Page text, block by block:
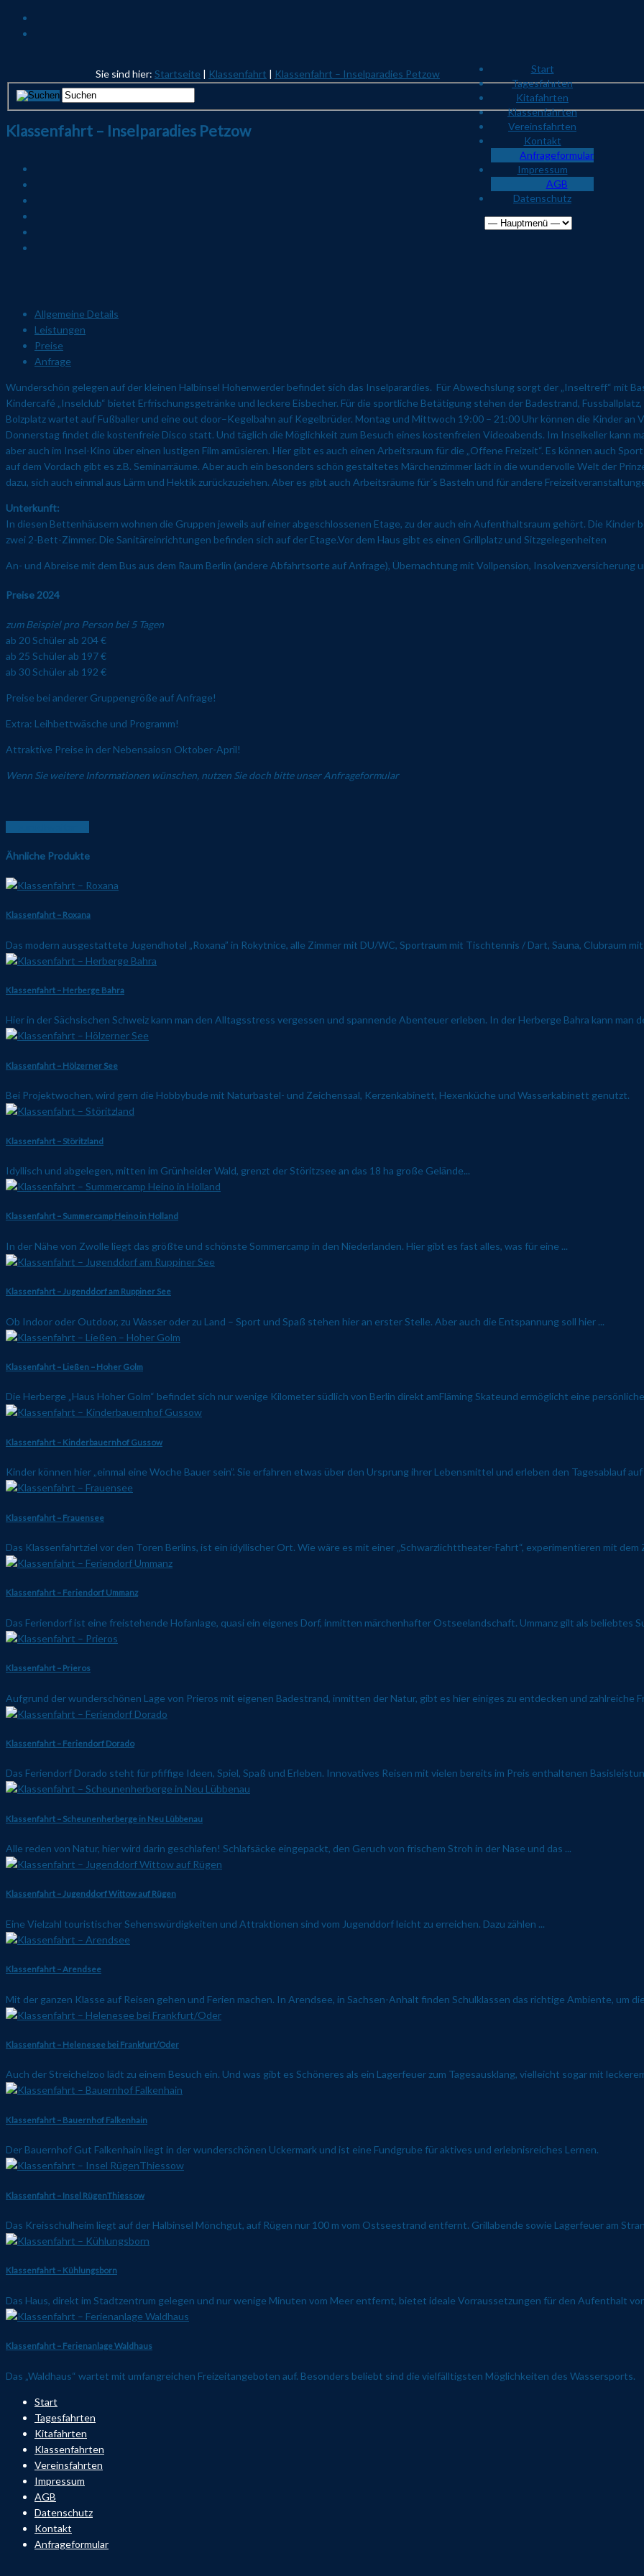
Start
Tagesfahrten
Kitafahrten
Klassenfahrten
Vereinsfahrten
Kontakt
Anfrageformular
Impressum
AGB
Datenschutz
Sie sind hier: Startseite | Klassenfahrt | Klassenfahrt – Inselparadies Petzow
Klassenfahrt – Inselparadies Petzow
Allgemeine Details
Leistungen
Preise
Anfrage
Wunderschön gelegen auf der kleinen Halbinsel Hohenwerder befindet sich das Inselparardies. Für Abwechslung sorgt der „Inseltreff“ mit
Kindercafé „Inselclub“ bietet Erfrischungsgetränke und leckere Eisbecher. Für die sportliche Betätigung stehen der Badestrand,
Bolzplatz wartet auf Fußballer und eine out door–Kegelbahn auf Kegelbrüder. Montag und Mittwoch 19:00 – 21:00 Uhr können die Kinder
Donnerstag findet die kostenfreie Disco statt. Und täglich die Möglichkeit zum Besuch eines kostenfreien Videoabends. Im Inselkeller kann
aber auch im Insel-Kino über einen lustigen Film amüsieren. Hier gibt es auch einen Arbeitsraum für die „Offene Freizeit“. Es können auch
auf dem Vordach gibt es z.B. Seminarräume. Aber auch ein besonders schön gestaltetes Märchenzimmer lädt in die wundervolle Welt der
dazu, sich auch einmal aus Lärm und Hektik zurückzuziehen. Aber es gibt auch Arbeitsräume für´s Basteln und für andere
Unterkunft:
In diesen Bettenhäusern wohnen die Gruppen jeweils auf einer abgeschlossenen Etage, zu der auch ein Aufenthaltsraum gehört. Die
zwei 2-Bett-Zimmer. Die Sanitäreinrichtungen befinden sich auf der Etage.Vor dem Haus gibt es einen Grillplatz und Sitzgelegenheiten
An- und Abreise mit dem Bus aus dem Raum Berlin (andere Abfahrtsorte auf Anfrage), Übernachtung mit Vollpension, Insolvenzversicherung
Preise 2024
zum Beispiel pro Person bei 5 Tagen
ab 20 Schüler ab 204 €
ab 25 Schüler ab 197 €
ab 30 Schüler ab 192 €
Preise bei anderer Gruppengröße auf Anfrage!
Extra: Leihbettwäsche und Programm!
Attraktive Preise in der Nebensaiosn Oktober-April!
Wenn Sie weitere Informationen wünschen, nutzen Sie doch bitte unser Anfrageformular
Ähnliche Produkte
Klassenfahrt – Roxana
Das modern ausgestattete Jugendhotel „Roxana” in Rokytnice, alle Zimmer mit DU/WC, Sportraum mit Tischtennis / Dart, Sauna, Clubraum
Klassenfahrt – Herberge Bahra
Hier in der Sächsischen Schweiz kann man den Alltagsstress vergessen und spannende Abenteuer erleben. In der Herberge Bahra kann man
Klassenfahrt – Hölzerner See
Bei Projektwochen, wird gern die Hobbybude mit Naturbastel- und Zeichensaal, Kerzenkabinett, Hexenküche und Wasserkabinett genutzt.
Klassenfahrt – Störitzland
Idyllisch und abgelegen, mitten im Grünheider Wald, grenzt der Störitzsee an das 18 ha große Gelände...
Klassenfahrt – Summercamp Heino in Holland
In der Nähe von Zwolle liegt das größte und schönste Sommercamp in den Niederlanden. Hier gibt es fast alles, was für eine ...
Klassenfahrt – Jugenddorf am Ruppiner See
Ob Indoor oder Outdoor, zu Wasser oder zu Land – Sport und Spaß stehen hier an erster Stelle. Aber auch die Entspannung soll hier ...
Klassenfahrt – Ließen – Hoher Golm
Die Herberge „Haus Hoher Golm“ befindet sich nur wenige Kilometer südlich von Berlin direkt amFläming Skateund ermöglicht eine
Klassenfahrt – Kinderbauernhof Gussow
Kinder können hier „einmal eine Woche Bauer sein”. Sie erfahren etwas über den Ursprung ihrer Lebensmittel und erleben den Tagesablauf
Klassenfahrt – Frauensee
Das Klassenfahrtziel vor den Toren Berlins, ist ein idyllischer Ort. Wie wäre es mit einer „Schwarzlichttheater-Fahrt“, experimentieren mit dem
Klassenfahrt – Feriendorf Ummanz
Das Feriendorf ist eine freistehende Hofanlage, quasi ein eigenes Dorf, inmitten märchenhafter Ostseelandschaft. Ummanz gilt als beliebtes
Klassenfahrt – Prieros
Aufgrund der wunderschönen Lage von Prieros mit eigenen Badestrand, inmitten der Natur, gibt es hier einiges zu entdecken und zahlreiche
Klassenfahrt – Feriendorf Dorado
Das Feriendorf Dorado steht für pfiffige Ideen, Spiel, Spaß und Erleben. Innovatives Reisen mit vielen bereits im Preis enthaltenen
Klassenfahrt – Scheunenherberge in Neu Lübbenau
Alle reden von Natur, hier wird darin geschlafen! Schlafsäcke eingepackt, den Geruch von frischem Stroh in der Nase und das ...
Klassenfahrt – Jugenddorf Wittow auf Rügen
Eine Vielzahl touristischer Sehenswürdigkeiten und Attraktionen sind vom Jugenddorf leicht zu erreichen. Dazu zählen ...
Klassenfahrt – Arendsee
Mit der ganzen Klasse auf Reisen gehen und Ferien machen. In Arendsee, in Sachsen-Anhalt finden Schulklassen das richtige Ambiente, um
Klassenfahrt – Helenesee bei Frankfurt/Oder
Auch der Streichelzoo lädt zu einem Besuch ein. Und was gibt es Schöneres als ein Lagerfeuer zum Tagesausklang, vielleicht sogar mit
Klassenfahrt – Bauernhof Falkenhain
Der Bauernhof Gut Falkenhain liegt in der wunderschönen Uckermark und ist eine Fundgrube für aktives und erlebnisreiches Lernen.
Klassenfahrt – Insel RügenThiessow
Das Kreisschulheim liegt auf der Halbinsel Mönchgut, auf Rügen nur 100 m vom Ostseestrand entfernt. Grillabende sowie Lagerfeuer am
Klassenfahrt – Kühlungsborn
Das Haus, direkt im Stadtzentrum gelegen und nur wenige Minuten vom Meer entfernt, bietet ideale Vorraussetzungen für den Aufenthalt
Klassenfahrt – Ferienanlage Waldhaus
Das „Waldhaus“ wartet mit umfangreichen Freizeitangeboten auf. Besonders beliebt sind die vielfälltigsten Möglichkeiten des Wassersports.
Start
Tagesfahrten
Kitafahrten
Klassenfahrten
Vereinsfahrten
Impressum
AGB
Datenschutz
Kontakt
Anfrageformular